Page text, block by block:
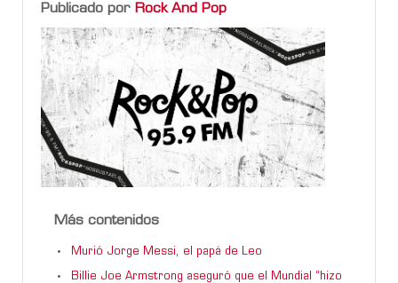
Publicado por Rock And Pop
Más contenidos
Murió Jorge Messi, el papá de Leo
Billie Joe Armstrong aseguró que el Mundial “hizo